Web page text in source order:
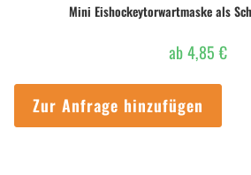
Mini Eishockeytorwartmaske als
ab4,85 €
Zur Anfrage hinzufügen